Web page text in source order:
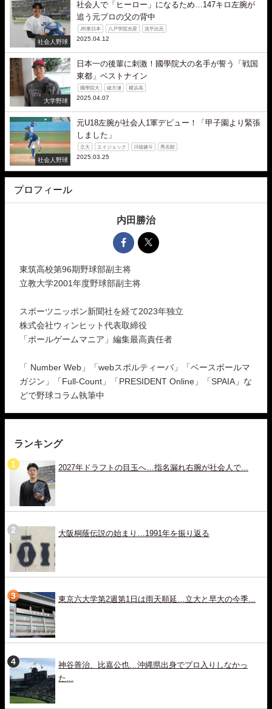
社会人野球
社会人で「ヒーロー」になるため…147キロ左腕が
追う元プロの父の背中
JR東日本 八戸学院光星 洗平比呂
2025.04.12
大学野球
日本一の後輩に刺激！國學院大の名手が誓う「戦国
東都」ベストナイン
國學院大 緒方漣 横浜高
2025.04.07
社会人野球
元U18左腕が社会人1軍デビュー！「甲子園より緊張
しました」
立大 エイジェック 川端健斗 秀岳館
2025.03.25
プロフィール
内田勝治
東筑高校第96期野球部副主将
立教大学2001年度野球部副主将
スポーツニッポン新聞社を経て2023年独立
株式会社ウィンヒット代表取締役
「ボールゲームマニア」編集最高責任者
「 Number Web」「webスポルティーバ」「ベースボールマ
ガジン」「Full-Count」「PRESIDENT Online」「SPAIA」な
どで野球コラム執筆中
ランキング
2027年ドラフトの目玉へ…指名漏れ右腕が社会人で...
大阪桐蔭伝説の始まり…1991年を振り返る
東京六大学第2週第1日は雨天順延…立大と早大の今季...
神谷善治、比嘉公也…沖縄県出身でプロ入りしなかっ
た...